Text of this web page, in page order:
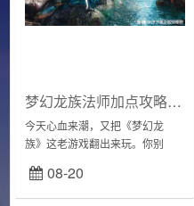
梦幻龙族法师加点攻略：新手秒变大神看这篇！
今天心血来潮，又把《梦幻龙
族》这老游戏翻出来玩。你别
是法师这职业，玩起来特带劲。
不过这法师加点可有点门道，加
08-20